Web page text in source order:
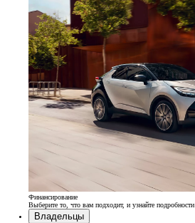
Финансирование
Выберите то, что вам подходит, и узнайте подробности
Владельцы